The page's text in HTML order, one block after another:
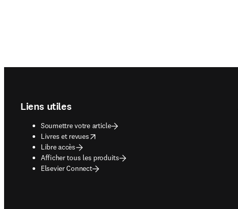
Liens utiles
Soumettre votre article
Livres et revues
opens in new tab/window
Libre accès
Afficher tous les produits
Elsevier Connect